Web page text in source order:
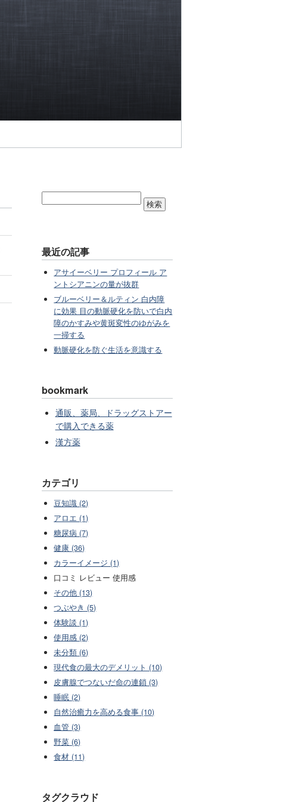
最近の記事
アサイーベリー プロフィール ア
ントシアニンの量が抜群
ブルーベリー＆ルティン 白内障
に効果 目の動脈硬化を防いで白内
障のかすみや黄斑変性のゆがみを
一掃する
動脈硬化を防ぐ生活を意識する
bookmark
通販、薬局、ドラッグストアー
で購入できる薬
漢方薬
カテゴリ
豆知識 (2)
アロエ (1)
糖尿病 (7)
健康 (36)
カラーイメージ (1)
口コミ レビュー 使用感
その他 (13)
つぶやき (5)
体験談 (1)
使用感 (2)
未分類 (6)
現代食の最大のデメリット (10)
皮膚腺でつないだ命の連鎖 (3)
睡眠 (2)
自然治癒力を高める食事 (10)
血管 (3)
野菜 (6)
食材 (11)
タグクラウド